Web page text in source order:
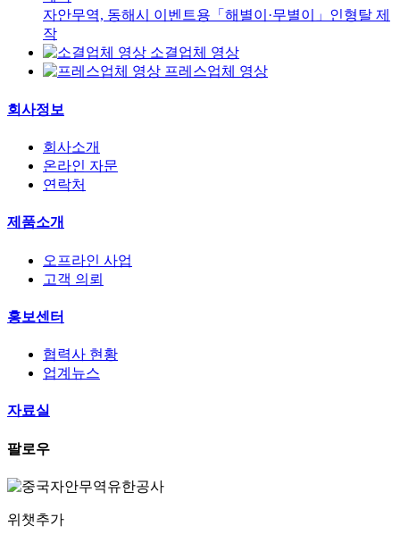
자안무역, 동해시 이벤트용「해별이·무별이」인형탈 제
작
소결업체 영상
프레스업체 영상
회사정보
회사소개
온라인 자문
연락처
제품소개
오프라인 사업
고객 의뢰
홍보센터
협력사 현황
업계뉴스
자료실
팔로우
위챗추가